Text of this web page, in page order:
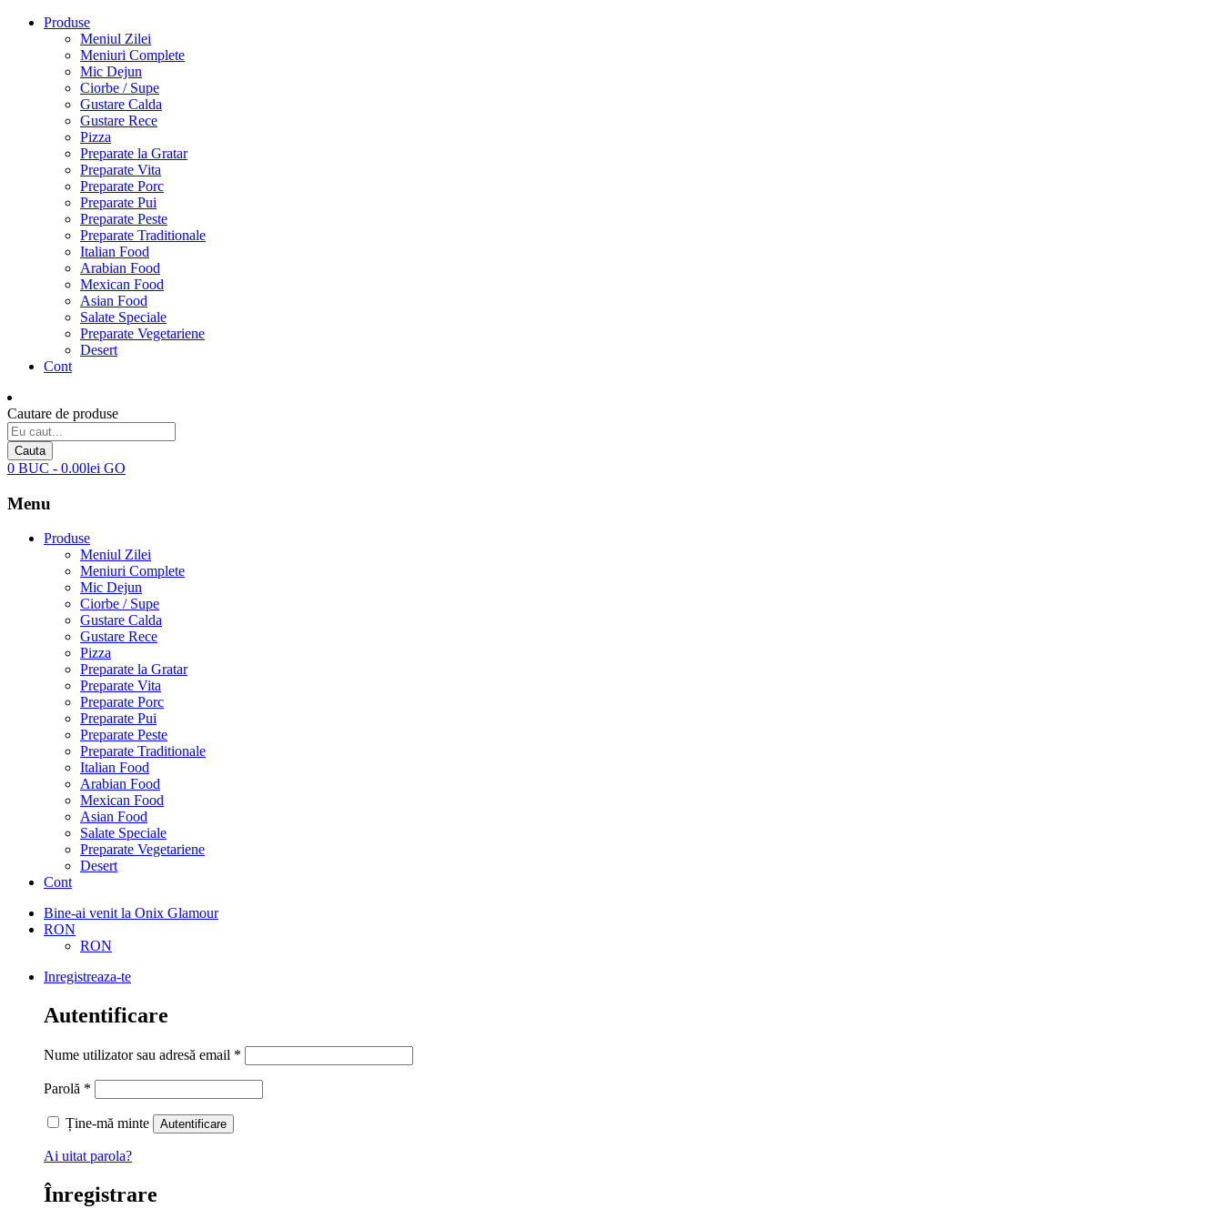
Produse
Meniul Zilei
Meniuri Complete
Mic Dejun
Ciorbe / Supe
Gustare Calda
Gustare Rece
Pizza
Preparate la Gratar
Preparate Vita
Preparate Porc
Preparate Pui
Preparate Peste
Preparate Traditionale
Italian Food
Arabian Food
Mexican Food
Asian Food
Salate Speciale
Preparate Vegetariene
Desert
Cont
Cautare de produse
Cauta
0 BUC - 0.00lei GO
Menu
Produse
Meniul Zilei
Meniuri Complete
Mic Dejun
Ciorbe / Supe
Gustare Calda
Gustare Rece
Pizza
Preparate la Gratar
Preparate Vita
Preparate Porc
Preparate Pui
Preparate Peste
Preparate Traditionale
Italian Food
Arabian Food
Mexican Food
Asian Food
Salate Speciale
Preparate Vegetariene
Desert
Cont
Bine-ai venit la Onix Glamour
RON
RON
Inregistreaza-te
Autentificare
Nume utilizator sau adresă email *
Parolă *
Ține-mă minte Autentificare
Ai uitat parola?
Înregistrare